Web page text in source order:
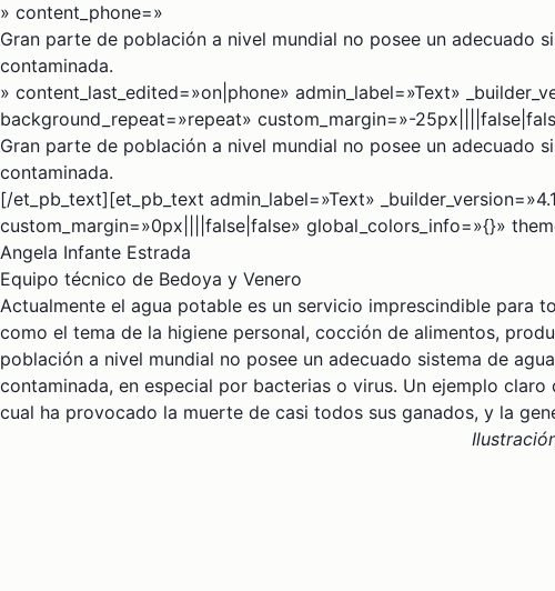
» content_phone=»
Gran parte de población a nivel mundial no posee un adecuado
contaminada.
» content_last_edited=»on|phone» admin_label=»Text»
background_repeat=»repeat» custom_margin=»-
Gran parte de población a nivel mundial no posee un adecuado
contaminada.
[/et_pb_text][et_pb_text admin_label=»Text»
custom_margin=»0px||||false|false» global_colors_info=»{}»
Angela Infante Estrada
Equipo técnico de Bedoya y Venero
Actualmente el agua potable es un servicio imprescindible para
como el tema de la higiene personal, cocción de alimentos,
población a nivel mundial no posee un adecuado sistema de
contaminada, en especial por bacterias o virus. Un ejemplo
cual ha provocado la muerte de casi todos sus ganados, y la